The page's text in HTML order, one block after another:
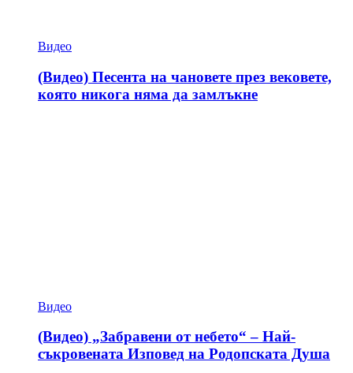
Видео
(Видео) Песента на чановете през вековете,
която никога няма да замлъкне
Видео
(Видео) „Забравени от небето“ – Най-
съкровената Изповед на Родопската Душа